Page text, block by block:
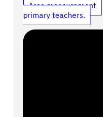
Area measurement
primary teachers.